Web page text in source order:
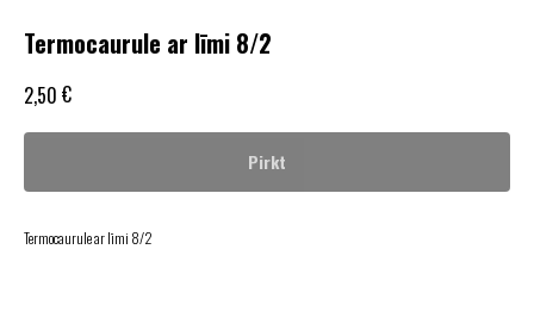
Termocaurule ar līmi 8/2
2,50 €
Pirkt
Termocaurule ar līmi 8/2